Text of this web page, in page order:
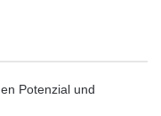
Technologien
die vielfältigen
Potenzial und